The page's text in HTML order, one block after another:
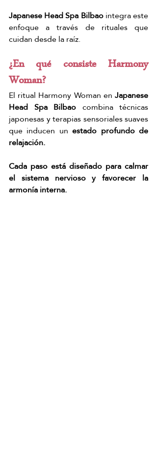
Japanese Head Spa Bilbao integra este
enfoque a través de rituales que
cuidan desde la raíz.
¿En qué consiste Harmony
Woman?
El ritual Harmony Woman en Japanese
Head Spa Bilbao combina técnicas
japonesas y terapias sensoriales suaves
que inducen un estado profundo de
relajación.
Cada paso está diseñado para calmar
el sistema nervioso y favorecer la
armonía interna.